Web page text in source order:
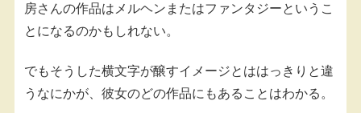
房さんの作品はメルヘンまたはファンタジーというこ
とになるのかもしれない。
でもそうした横文字が醸すイメージとははっきりと違
うなにかが、彼女のどの作品にもあることはわかる。